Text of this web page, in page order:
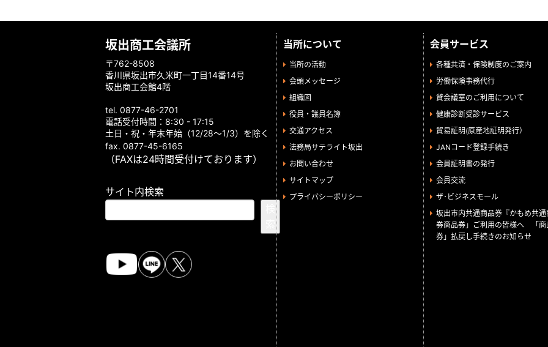
坂出商工会議所
〒762-8508
香川県坂出市久米町一丁目14番14号
坂出商工会館4階
tel. 0877-46-2701
電話受付時間：8:30 - 17:15
土日・祝・年末年始（12/28～1/3）を除く
fax. 0877-45-6165
（FAXは24時間受付けております）
サイト内検索
当所について
当所の活動
会頭メッセージ
組織図
役員・議員名簿
交通アクセス
法務局サテライト坂出
お問い合わせ
サイトマップ
プライバシーポリシー
会員サービス
各種共済・保険制度のご案内
労働保険事務代行
貸会議室のご利用について
健康診断受診サービス
貿易証明(原産地証明発行）
JANコード登録手続き
会員証明書の発行
会員交流
ザ･ビジネスモール
坂出市内共通商品券『かもめ共通
券商品券」ご利用の皆様へ 「商
券」払戻し手続きのお知らせ